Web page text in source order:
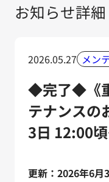
お知らせ詳細
2026.05.27 メン
◆完了◆《
テナンスの
3日 12:00
更新：2026年6月